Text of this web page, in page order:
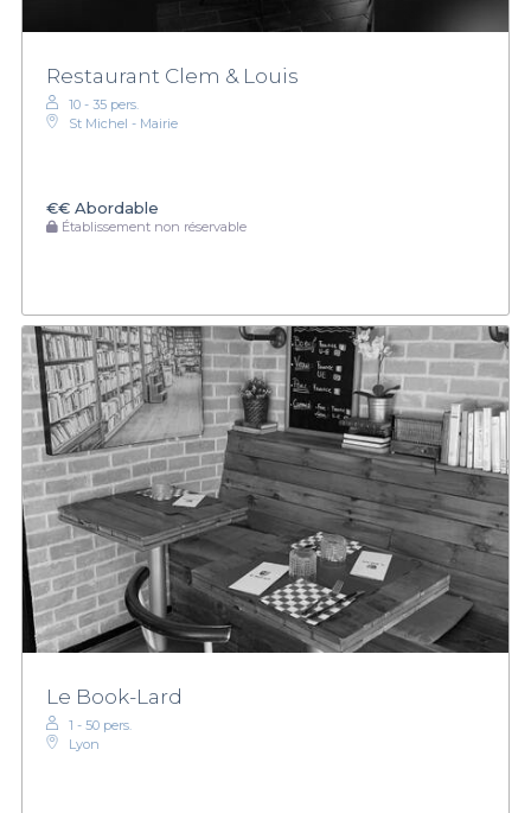
Restaurant Clem & Louis
10 - 35 pers.
St Michel - Mairie
€€ Abordable
Établissement non réservable
Le Book-Lard
1 - 50 pers.
Lyon